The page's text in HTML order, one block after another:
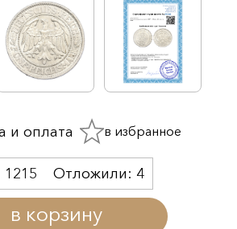
в корзину
1215 Отложили: 4
и оплата в избранное